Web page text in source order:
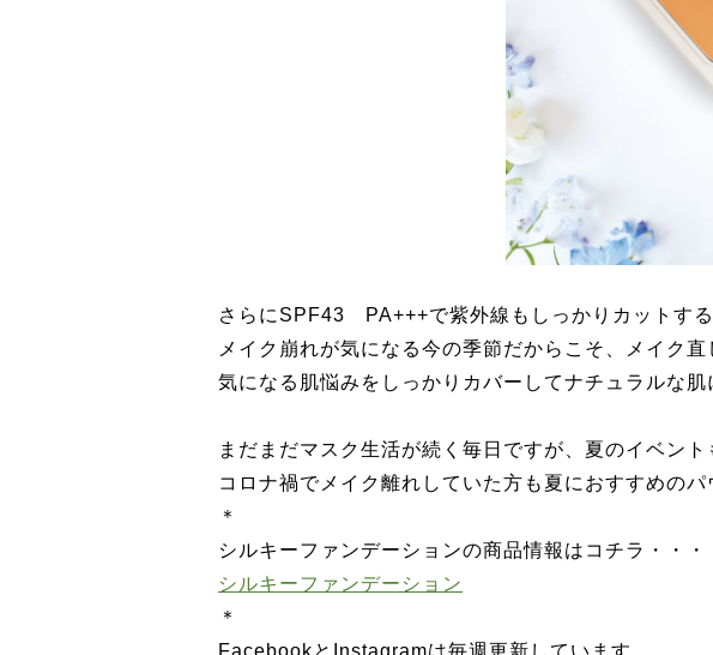
さらにSPF43 PA+++で紫外線もしっかりカットする
メイク崩れが気になる今の季節だからこそ、メイク
気になる肌悩みをしっかりカバーしてナチュラルな
まだまだマスク生活が続く毎日ですが、夏のイベン
コロナ禍でメイク離れしていた方も夏におすすめの
＊
シルキーファンデーションの商品情報はコチラ・・・
シルキーファンデーション
＊
FacebookとInstagramは毎週更新しています。